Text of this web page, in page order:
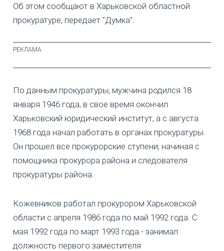
Об этом сообщают в Харьковской областной
прокуратуре, передает "Думка".
По данным прокуратуры, мужчина родился 18
января 1946 года, в свое время окончил
Харьковский юридический институт, а с августа
1968 года начал работать в органах прокуратуры.
Он прошел все прокурорские ступени, начиная с
помощника прокурора района и следователя
прокуратуры района.
Кожевников работал прокурором Харьковской
области с апреля 1986 года по май 1992 года. С
мая 1992 года по март 1993 года - занимал
должность первого заместителя